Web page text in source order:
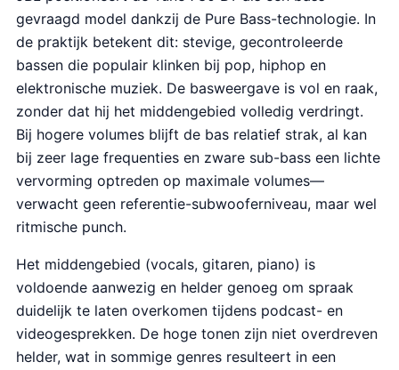
gevraagd model dankzij de Pure Bass-technologie. In
de praktijk betekent dit: stevige, gecontroleerde
bassen die populair klinken bij pop, hiphop en
elektronische muziek. De basweergave is vol en raak,
zonder dat hij het middengebied volledig verdringt.
Bij hogere volumes blijft de bas relatief strak, al kan
bij zeer lage frequenties en zware sub-bass een lichte
vervorming optreden op maximale volumes—
verwacht geen referentie-subwooferniveau, maar wel
ritmische punch.
Het middengebied (vocals, gitaren, piano) is
voldoende aanwezig en helder genoeg om spraak
duidelijk te laten overkomen tijdens podcast- en
videogesprekken. De hoge tonen zijn niet overdreven
helder, wat in sommige genres resulteert in een